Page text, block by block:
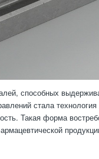
способных
стала
Такая форма